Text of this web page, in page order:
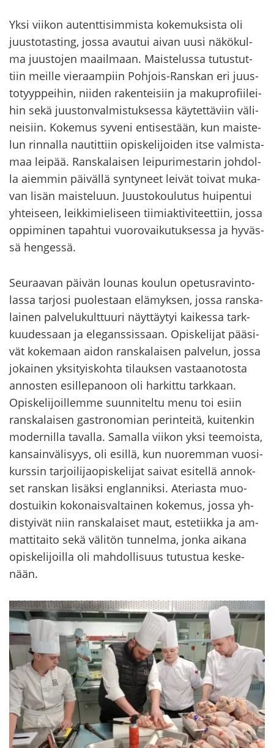
Yksi vii­kon au­tent­ti­sim­mis­ta ko­ke­muk­sis­ta oli
juus­to­tas­ting, jossa avau­tui aivan uusi nä­kö­kul­
ma juus­to­jen maa­il­maan. Mais­te­lus­sa tu­tus­tut­
tiin meil­le vie­raam­piin Pohjois-​Ranskan eri juus­
to­tyyp­pei­hin, nii­den ra­ken­tei­siin ja ma­ku­pro­fii­lei­
hin sekä juus­ton­val­mis­tuk­ses­sa käy­tet­tä­viin vä­li­
nei­siin. Ko­ke­mus sy­ve­ni en­ti­ses­tään, kun mais­te­
lun rin­nal­la nau­tit­tiin opis­ke­li­joi­den itse val­mis­ta­
maa lei­pää. Rans­ka­lai­sen lei­pu­ri­mes­ta­rin joh­dol­
la ai­em­min päi­väl­lä syn­ty­neet lei­vät toi­vat mu­ka­
van lisän mais­te­luun. Juus­to­kou­lu­tus hui­pen­tui
yh­tei­seen, leik­ki­mie­li­seen tii­miak­ti­vi­teet­tiin, jossa
op­pi­mi­nen ta­pah­tui vuo­ro­vai­ku­tuk­ses­sa ja hy­väs­
sä hen­ges­sä.
Seu­raa­van päi­vän lou­nas kou­lun ope­tus­ra­vin­to­
las­sa tar­jo­si puo­les­taan elä­myk­sen, jossa rans­ka­
lai­nen pal­ve­lu­kult­tuu­ri näyt­täy­tyi kai­kes­sa tark­
kuu­des­saan ja ele­gans­sis­saan. Opis­ke­li­jat pää­si­
vät ko­ke­maan aidon rans­ka­lai­sen pal­ve­lun, jossa
jo­kai­nen yk­si­tyis­koh­ta ti­lauk­sen vas­taa­no­tos­ta
an­nos­ten esil­le­pa­noon oli har­kit­tu tark­kaan.
Opis­ke­li­joil­lem­me suun­ni­tel­tu menu toi esiin
rans­ka­lai­sen ga­stro­no­mian pe­rin­tei­tä, kui­ten­kin
mo­der­nil­la ta­val­la. Sa­mal­la vii­kon yksi tee­mois­ta,
kan­sain­vä­li­syys, oli esil­lä, kun nuo­rem­man vuo­si­
kurs­sin tar­joi­li­jao­pis­ke­li­jat sai­vat esi­tel­lä an­nok­
set rans­kan li­säk­si englan­nik­si. Ate­rias­ta muo­
dos­tui­kin ko­ko­nais­val­tai­nen ko­ke­mus, jossa yh­
dis­tyi­vät niin rans­ka­lai­set maut, es­te­tiik­ka ja am­
mat­ti­tai­to sekä vä­li­tön tun­nel­ma, jonka ai­ka­na
opis­ke­li­joil­la oli mah­dol­li­suus tu­tus­tua kes­ke­
nään.